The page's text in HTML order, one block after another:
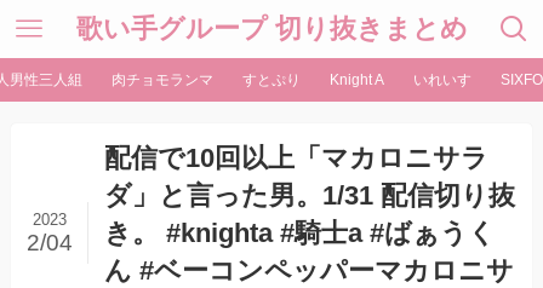
歌い手グループ 切り抜きまとめ
男性三人組 肉チョモランマ すとぷり Knight A いれいす
配信で10回以上「マカロニサラ
ダ」と言った男。1/31 配信切り抜
き。 #knighta #騎士a #ばぁうく
ん #ベーコンペッパーマカロニサ
2023
2/04